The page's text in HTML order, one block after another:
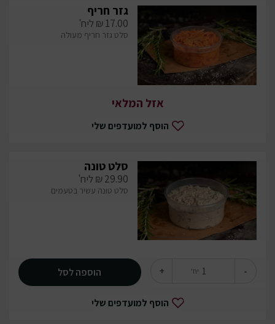
גזר חריף
₪17.00 ליח'
סלט גזר חריף מעולה
אזל המלאי
הוסף למועדפים שלי
סלט טונה
₪29.90 ליח'
סלט טונה עשיר בטעמים
- יח' + הוספה לסל
הוסף למועדפים שלי